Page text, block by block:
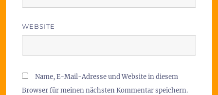
WEBSITE
Name, E-Mail-Adresse und Website in diesem
Browser für meinen nächsten Kommentar speichern.